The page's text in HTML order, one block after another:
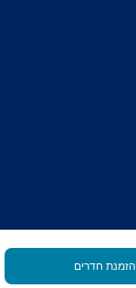
הזמנת חדרים